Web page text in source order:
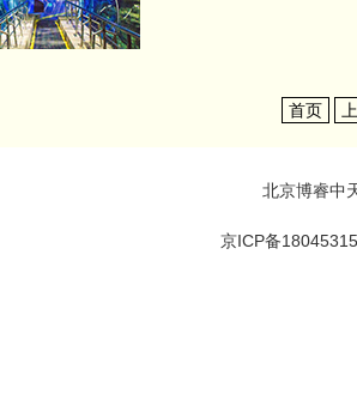
首页
北京博睿中
京ICP备